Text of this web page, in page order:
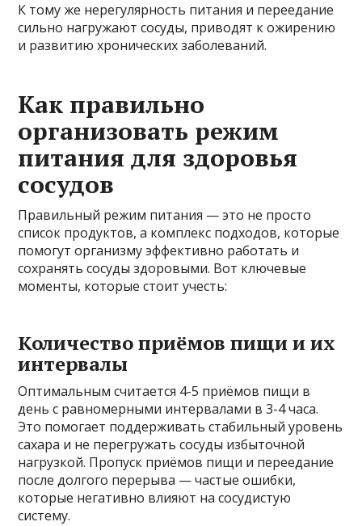
К тому же нерегулярность питания и переедание
сильно нагружают сосуды, приводят к ожирению
и развитию хронических заболеваний.
Как правильно
организовать режим
питания для здоровья
сосудов
Правильный режим питания — это не просто
список продуктов, а комплекс подходов, которые
помогут организму эффективно работать и
сохранять сосуды здоровыми. Вот ключевые
моменты, которые стоит учесть:
Количество приёмов пищи и их
интервалы
Оптимальным считается 4-5 приёмов пищи в
день с равномерными интервалами в 3-4 часа.
Это помогает поддерживать стабильный уровень
сахара и не перегружать сосуды избыточной
нагрузкой. Пропуск приёмов пищи и переедание
после долгого перерыва — частые ошибки,
которые негативно влияют на сосудистую
систему.